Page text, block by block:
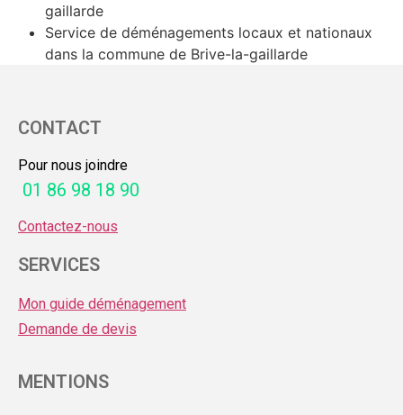
gaillarde
Service de déménagements locaux et nationaux
dans la commune de Brive-la-gaillarde
CONTACT
Pour nous joindre
01 86 98 18 90
Contactez-nous
SERVICES
Mon guide déménagement
Demande de devis
MENTIONS